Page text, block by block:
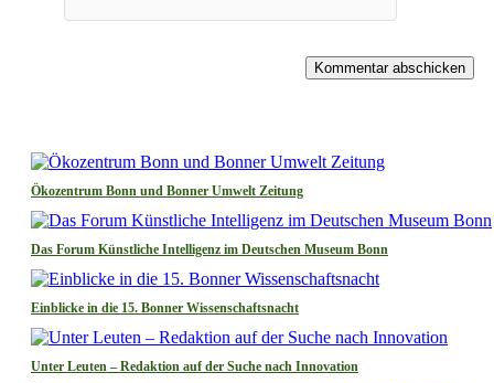
Kommentar abschicken
Ökozentrum Bonn und Bonner Umwelt Zeitung
Das Forum Künstliche Intelligenz im Deutschen Museum Bonn
Einblicke in die 15. Bonner Wissenschaftsnacht
Unter Leuten – Redaktion auf der Suche nach Innovation